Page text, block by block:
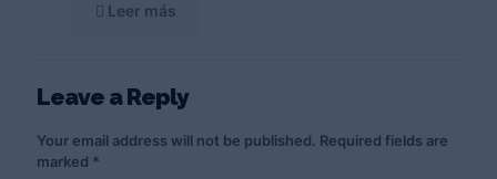
Leer más
Leave a Reply
Your email address will not be published. Required fields are
marked *